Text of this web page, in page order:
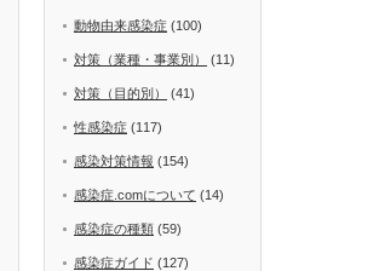
動物由来感染症 (100)
対策（業種・事業別） (11)
対策（目的別） (41)
性感染症 (117)
感染対策情報 (154)
感染症.comについて (14)
感染症の種類 (59)
感染症ガイド (127)